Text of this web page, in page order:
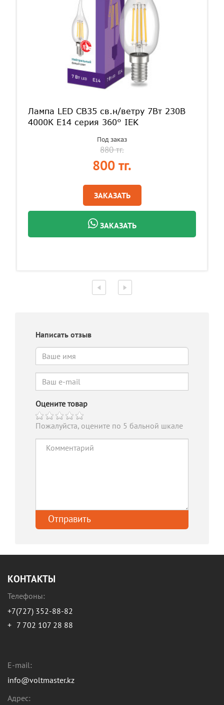
Лампа LED CВ35 св.н/ветру 7Вт 230В
4000К E14 серия 360° IEK
Под заказ
880 тг.
800 тг.
ЗАКАЗАТЬ
ЗАКАЗАТЬ
Написать отзыв
Оцените товар
Пожалуйста, оцените по 5 бальной шкале
КОНТАКТЫ
Телефоны:
+7(727) 352-88-82
+ 7 702 107 28 88
E-mail:
info@voltmaster.kz
Адрес: